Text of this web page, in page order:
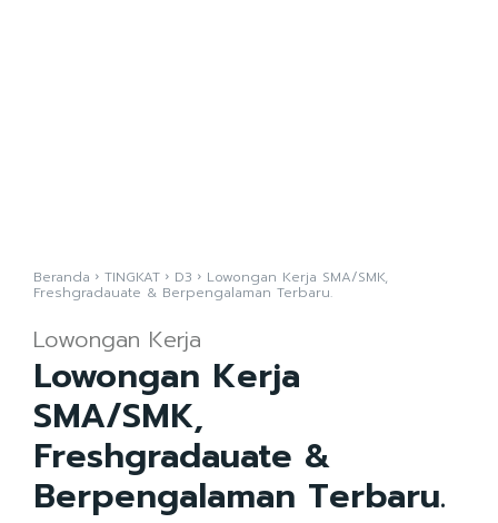
Beranda TINGKAT D3 Lowongan Kerja SMA/SMK,
Freshgradauate & Berpengalaman Terbaru.
Lowongan Kerja
Lowongan Kerja
SMA/SMK,
Freshgradauate &
Berpengalaman Terbaru.